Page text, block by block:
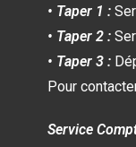
• Taper 1 :
• Taper 2 :
• Taper 3 :
Pour
Service